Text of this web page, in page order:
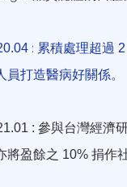
: 累積處理超過 2
員打造醫病好關係。
: 參與台灣經濟
將盈餘之 10% 捐作